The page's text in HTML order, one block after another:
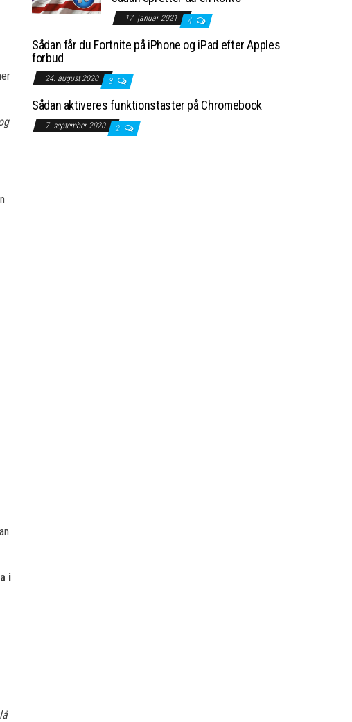
i
17. januar 2021 4
Sådan får du Fortnite på iPhone og iPad efter Apples
forbud
24. august 2020 3
Sådan aktiveres funktionstaster på Chromebook
7. september 2020 2